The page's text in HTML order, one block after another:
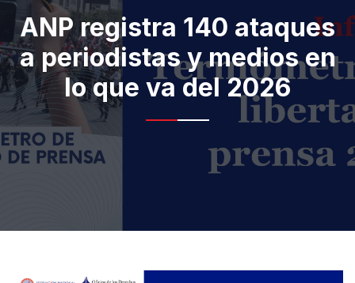
ANP registra 140 ataques
a periodistas y medios en
lo que va del 2026